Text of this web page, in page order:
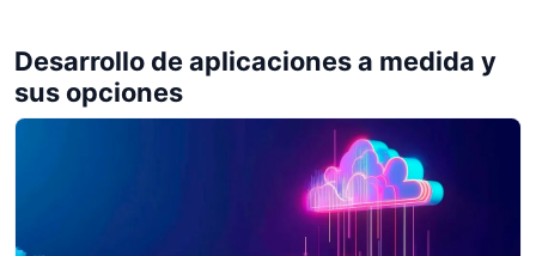
Desarrollo de aplicaciones a medida y
sus opciones